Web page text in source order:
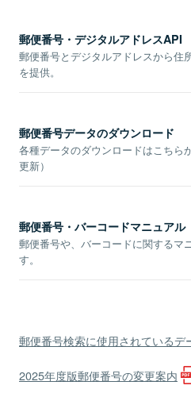
郵便番号・デジタルアドレスAPI
郵便番号とデジタルアドレスから住
を提供。
郵便番号データのダウンロード
各種データのダウンロードはこちら
更新）
郵便番号・バーコードマニュアル
郵便番号や、バーコードに関するマ
す。
郵便番号検索に使用されているデ
2025年度版郵便番号の変更案内